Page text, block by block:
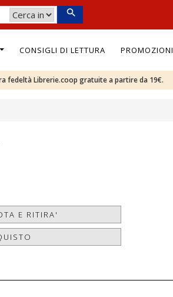
CONSIGLI DI LETTURA PROMOZIONI
fedeltà Librerie.coop gratuite a partire da 19€.
E RITIRA'